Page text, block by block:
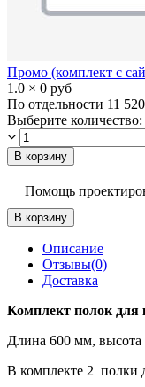
Промо (комплект с
1.0 × 0 руб
По отдельности 11
Выберите количество:
В корзину
Помощь
В корзину
Описание
Отзывы(0)
Доставка
Комплект полок для
Длина 600 мм,
В комплекте 2 полки